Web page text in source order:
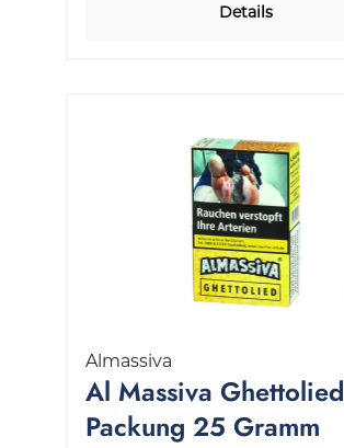
Details
Almassiva
Al Massiva Ghettolied 1
Packung 25 Gramm